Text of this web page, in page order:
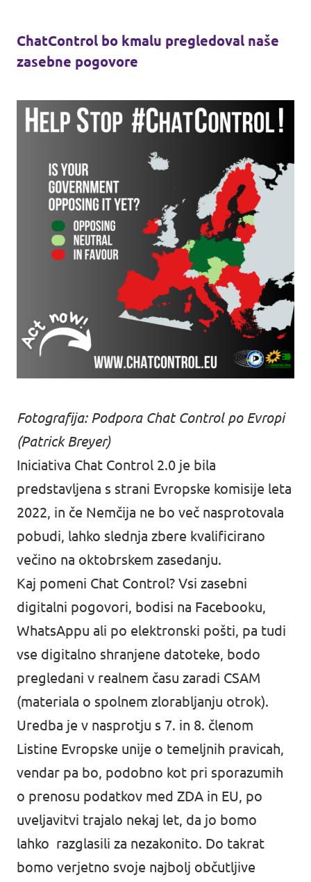
ChatControl bo kmalu pregledoval naše
zasebne pogovore
Fotografija: Podpora Chat Control po Evropi
(Patrick Breyer)
Iniciativa Chat Control 2.0 je bila
predstavljena s strani Evropske komisije leta
2022, in če Nemčija ne bo več nasprotovala
pobudi, lahko slednja zbere kvalificirano
večino na oktobrskem zasedanju.
Kaj pomeni Chat Control? Vsi zasebni
digitalni pogovori, bodisi na Facebooku,
WhatsAppu ali po elektronski pošti, pa tudi
vse digitalno shranjene datoteke, bodo
pregledani v realnem času zaradi CSAM
(materiala o spolnem zlorabljanju otrok).
Uredba je v nasprotju s 7. in 8. členom
Listine Evropske unije o temeljnih pravicah,
vendar pa bo, podobno kot pri sporazumih
o prenosu podatkov med ZDA in EU, po
uveljavitvi trajalo nekaj let, da jo bomo
lahko razglasili za nezakonito. Do takrat
bomo verjetno svoje najbolj občutljive